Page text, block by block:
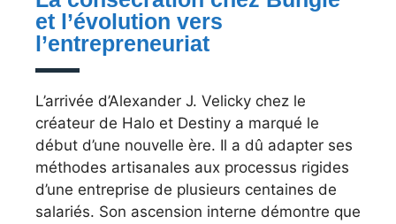
et l’évolution vers
l’entrepreneuriat
L’arrivée d’Alexander J. Velicky chez le
créateur de Halo et Destiny a marqué le
début d’une nouvelle ère. Il a dû adapter ses
méthodes artisanales aux processus rigides
d’une entreprise de plusieurs centaines de
salariés. Son ascension interne démontre que